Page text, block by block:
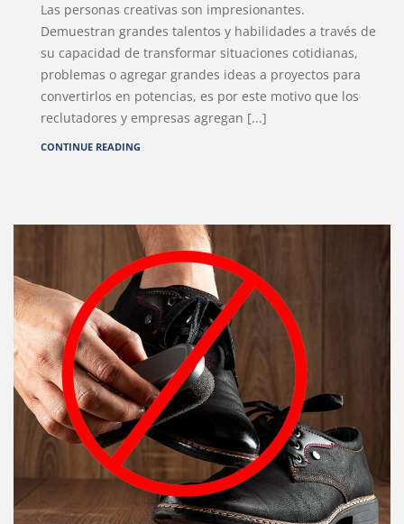
Las personas creativas son impresionantes.
Demuestran grandes talentos y habilidades a través de
su capacidad de transformar situaciones cotidianas,
problemas o agregar grandes ideas a proyectos para
convertirlos en potencias, es por este motivo que los
reclutadores y empresas agregan [...]
CONTINUE READING